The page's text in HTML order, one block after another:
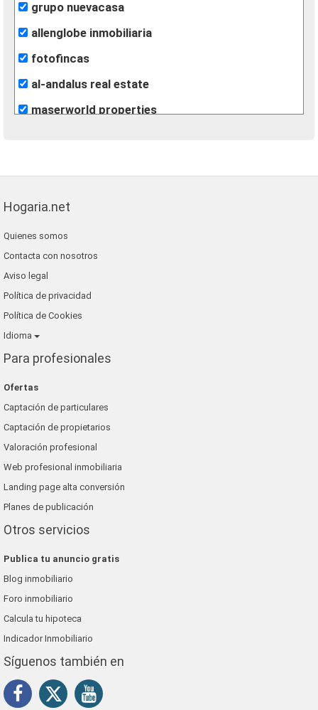
grupo nuevacasa
allenglobe inmobiliaria
fotofincas
al-andalus real estate
maserworld properties
fincas eva
gestión internacional
rural andalussí
inmogallardo
novahouse
gilmar
Hogaria.net
Quienes somos
Contacta con nosotros
Aviso legal
Política de privacidad
Política de Cookies
Idioma
Para profesionales
Ofertas
Captación de particulares
Captación de propietarios
Valoración profesional
Web profesional inmobiliaria
Landing page alta conversión
Planes de publicación
Otros servicios
Publica tu anuncio gratis
Blog inmobiliario
Foro inmobiliario
Calcula tu hipoteca
Indicador Inmobiliario
Síguenos también en